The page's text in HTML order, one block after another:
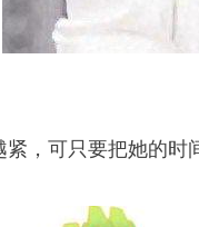
紧，可只要把她的时